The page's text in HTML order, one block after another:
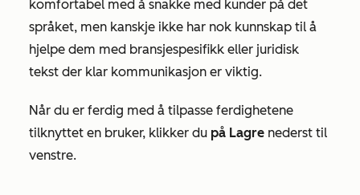
komfortabel med å snakke med kunder på det
språket, men kanskje ikke har nok kunnskap til å
hjelpe dem med bransjespesifikk eller juridisk
tekst der klar kommunikasjon er viktig.
Når du er ferdig med å tilpasse ferdighetene
tilknyttet en bruker, klikker du på Lagre nederst til
venstre.